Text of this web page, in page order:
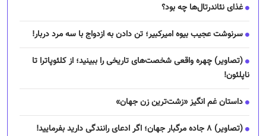
غذای نئاندرتال‌ها چه بود؟
سرنوشت عجیب بیوه امیرکبیر؛ تن دادن به ازدواج با سه مرد دربار!
(تصاویر) چهره واقعی شخصت‌های تاریخی را ببینید؛ از کلئوپاترا تا
ناپلئون!
داستان غم انگیز «زشت‌ترین زن جهان»
(تصاویر) ۸ جاده مرگبار جهان؛ اگر ادعای رانندگی دارید بفرمایید!